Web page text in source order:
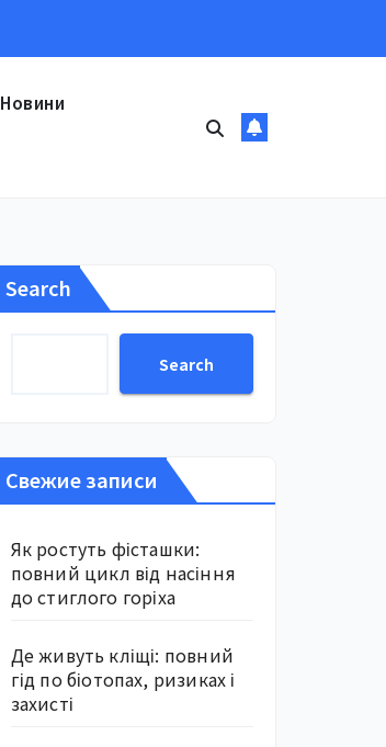
Новини
Search
Search
Свежие записи
Як ростуть фісташки:
повний цикл від насіння
до стиглого горіха
Де живуть кліщі: повний
гід по біотопах, ризиках і
захисті